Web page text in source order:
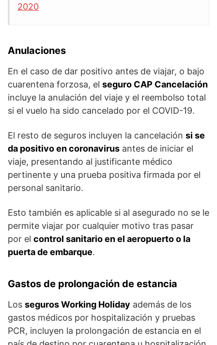
2020
Anulaciones
En el caso de dar positivo antes de viajar, o bajo
cuarentena forzosa, el seguro CAP Cancelación
incluye la anulación del viaje y el reembolso total
si el vuelo ha sido cancelado por el COVID-19.
El resto de seguros incluyen la cancelación si se
da positivo en coronavirus antes de iniciar el
viaje, presentando al justificante médico
pertinente y una prueba positiva firmada por el
personal sanitario.
Esto también es aplicable si al asegurado no se le
permite viajar por cualquier motivo tras pasar
por el control sanitario en el aeropuerto o la
puerta de embarque.
Gastos de prolongación de estancia
Los seguros Working Holiday además de los
gastos médicos por hospitalización y pruebas
PCR, incluyen la prolongación de estancia en el